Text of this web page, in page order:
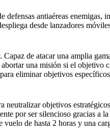
defensas antiaéreas enemigas,
desde lanzadores
de atacar una amplia
una misión si el objetivo
eliminar objetivos
neutralizar objetivos
por ser silencioso gracias a
de hasta 2 horas y una